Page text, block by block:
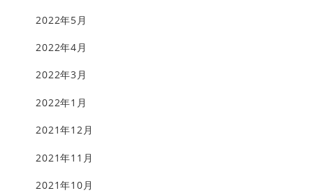
2022年5月
2022年4月
2022年3月
2022年1月
2021年12月
2021年11月
2021年10月